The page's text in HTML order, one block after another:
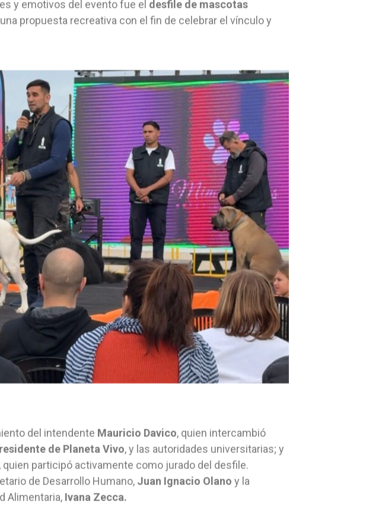
y emotivos del evento fue el desfile de mascotas
una propuesta recreativa con el fin de celebrar el vínculo y
del intendente Mauricio Davico, quien intercambió
de Planeta Vivo, y las autoridades universitarias; y
, quien participó activamente como jurado del desfile.
de Desarrollo Humano, Juan Ignacio Olano y la
Alimentaria, Ivana Zecca.